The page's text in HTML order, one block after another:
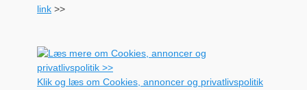
link >>
Klik og læs om Cookies, annoncer og privatlivspolitik